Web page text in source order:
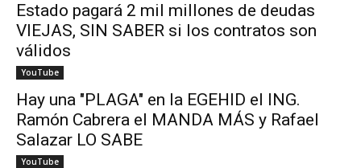
Estado pagará 2 mil millones de deudas
VIEJAS, SIN SABER si los contratos son
válidos
YouTube
Hay una "PLAGA" en la EGEHID el ING.
Ramón Cabrera el MANDA MÁS y Rafael
Salazar LO SABE
YouTube